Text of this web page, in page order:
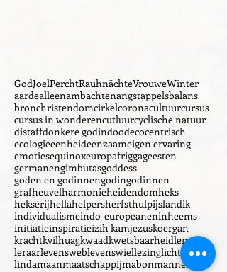
GodJoelPerchtRauhnächteVrouweWinter
aardealleenambachtenangstappelsbalans
bronchristendomcirkelcoronacultuurcursus
cursus in wonderencutluurcyclische natuur
distaffdonkere godindoodecocentrisch
ecologieeenheideenzaameigen ervaring
emotiesequinoxeuropafriggageesten
germanengimbutasgoddess
goden en godinnengodingodinnen
grafheuvelharmonieheidendomheks
hekserijhellahelpersherfsthulpijslandik
individualismeindo-europeaneninheems
initiatieinspiratieizih kamjezuskoergan
krachtkvilhuagkwaadkwetsbaarheidlente
leraarlevensweblevenswiellezinglichtliefde
lindamaanmaatschappijmabonmannelijk